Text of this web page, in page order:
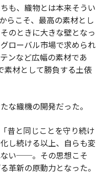
も、織物とは本来そうい
らこそ、最高の素材とし
のときに大きな壁となっ
ローバル市場で求められ
ンなど広幅の素材であ
素材として勝負する土俵
な織機の開発だった。
昔と同じことを守り続け
し続ける以上、自らも変
ない──。その思想こそ
革新の原動力となった。